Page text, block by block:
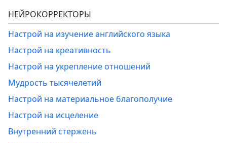
НЕЙРОКОРРЕКТОРЫ
Настрой на изучение английского языка
Настрой на креативность
Настрой на укрепление отношений
Мудрость тысячелетий
Настрой на материальное благополучие
Настрой на исцеление
Внутренний стержень